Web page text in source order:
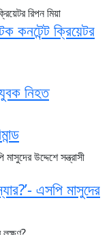
কনটেন্ট ক্রিয়েটর
নিহত
এসপি মাসুদের